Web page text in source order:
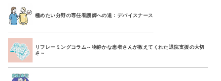
極めたい分野の専任看護師への道：デバイスナース
リフレーミングコラム～物静かな患者さんが教えてくれた退院支援の大切
さ～